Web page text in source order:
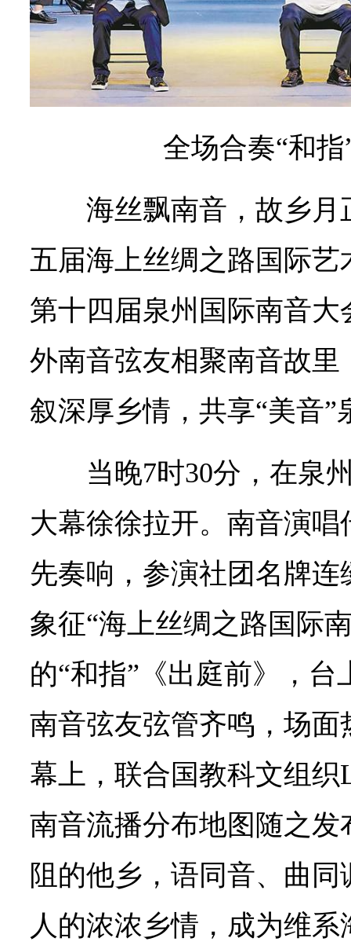
全场合奏“和
海丝飘南音，故乡月
五届海上丝绸之路国际
第十四届泉州国际南音
外南音弦友相聚南音故
叙深厚乡情，共享“美音”
当晚7时30分，在泉
大幕徐徐拉开。南音演唱
先奏响，参演社团名牌连
象征“海上丝绸之路国际
的“和指”《出庭前》，
南音弦友弦管齐鸣，场
幕上，联合国教科文组织
南音流播分布地图随之
阻的他乡，语同音、曲
人的浓浓乡情，成为维